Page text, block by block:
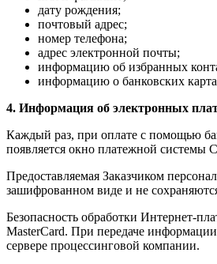
дату рождения;
почтовый адрес;
номер телефона;
адрес электронной почты;
информацию об избранных
информацию о банковских
4. Информация об электронных
Каждый раз, при оплате с помощью
появляется окно платежной системы
Предоставляемая Заказчиком
зашифрованном виде и не
Безопасность обработки Интернет-
MasterCard. При передаче
сервере процессинговой компании.